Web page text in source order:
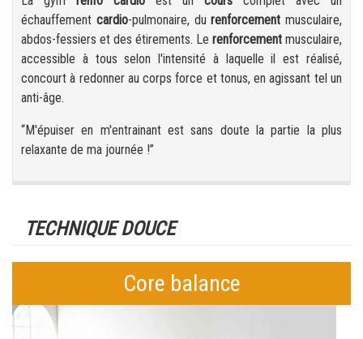
échauffement cardio-pulmonaire, durenforcement musculaire,
abdos-fessiers et des étirements. Le renforcement musculaire,
accessible à tous selon l'intensité à laquelle il est réalisé,
concourt à redonner au corps force et tonus, en agissant tel un
anti-âge.
“M'épuiser en m'entrainant est sans doute la partie la plus
relaxante de ma journée !”
TECHNIQUE DOUCE
Core balance